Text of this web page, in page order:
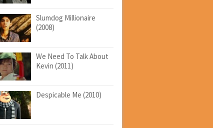
Slumdog Millionaire
(2008)
We Need To Talk About
Kevin (2011)
Despicable Me (2010)